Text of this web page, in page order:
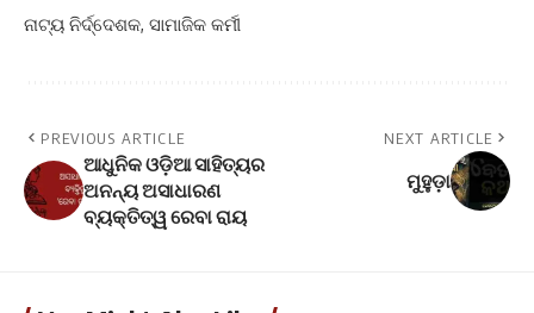
ନାଟ୍ୟ ନିର୍ଦ୍ଦେଶକ, ସାମାଜିକ କର୍ମୀ
PREVIOUS ARTICLE
ଆଧୁନିକ ଓଡ଼ିଆ ସାହିତ୍ୟର
ଅନନ୍ୟ ଅସାଧାରଣ
ବ୍ୟକ୍ତିତ୍ୱ ରେବା ରାୟ
NEXT ARTICLE
ମୁହୁଡ଼ା